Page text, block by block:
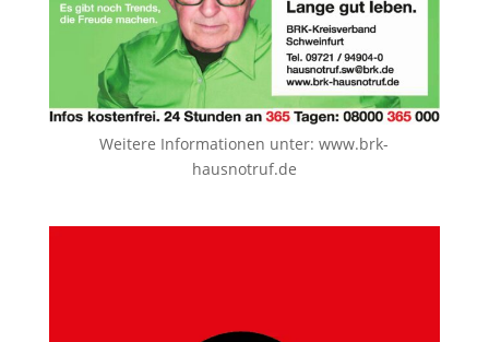
Weitere Informationen unter:www.brk-
hausnotruf.de